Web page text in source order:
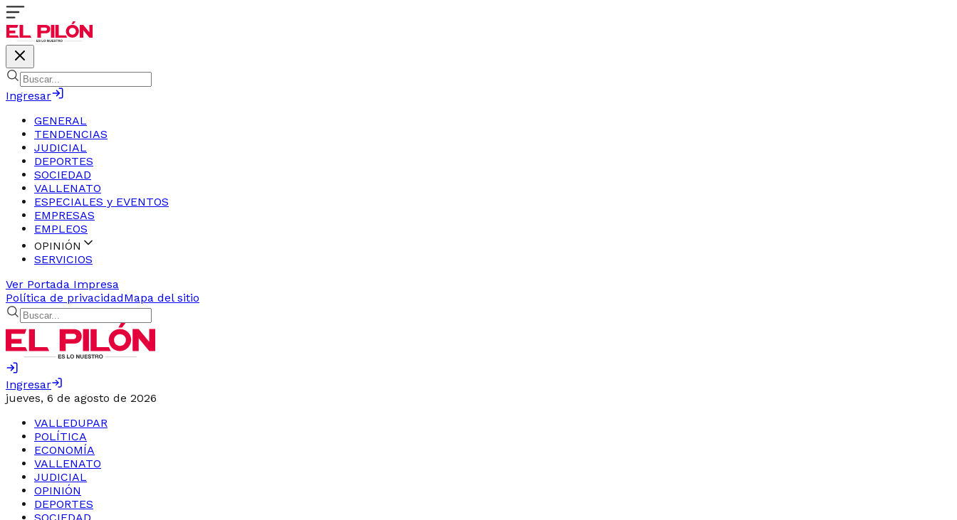
Ingresar
GENERAL
TENDENCIAS
JUDICIAL
DEPORTES
SOCIEDAD
VALLENATO
ESPECIALES y EVENTOS
EMPRESAS
EMPLEOS
OPINIÓN
SERVICIOS
Ver Portada Impresa
Política de privacidadMapa del sitio
Ingresar
jueves, 6 de agosto de 2026
VALLEDUPAR
POLÍTICA
ECONOMÍA
VALLENATO
JUDICIAL
OPINIÓN
DEPORTES